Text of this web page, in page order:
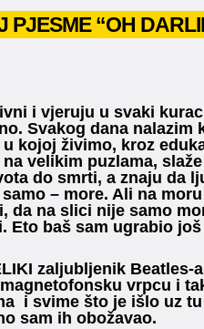
PJESME “OH
i vjeruju u svaki
Svakog dana
kojoj živimo, kroz
velikim puzlama,
do smrti, a znaju da
– more. Ali na
da na slici nije samo
Eto baš sam ugrabio
zaljubljenik
vrpcu i
i svime što je išlo uz
sam ih obožavao.